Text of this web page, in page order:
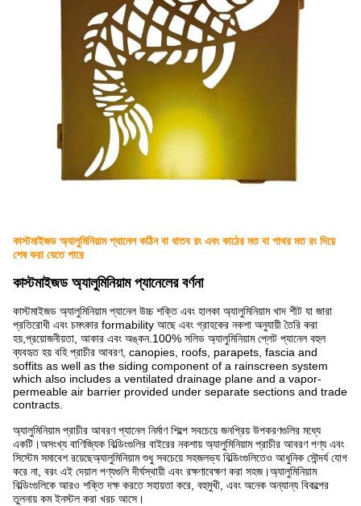
কাস্টমাইজড অ্যালুমিনিয়াম প্যানেল কঠিন বা ধাতব রং এবং কাঠের মত বা পাথর মত রং দিয়ে
শেষ করা যেতে পারে
কাস্টমাইজড অ্যালুমিনিয়াম প্যানেলের বর্ণনা
কাস্টমাইজড অ্যালুমিনিয়াম প্যানেল উচ্চ শক্তি এবং হালকা অ্যালুমিনিয়াম খাদ শীট যা জারা
প্রতিরোধী এবং চমৎকার formability আছে এবং গ্রাহকের নকশা অনুযায়ী তৈরি করা
হয়,প্রয়োজনীয়তা, আকার এবং অঙ্কন.100% সলিড অ্যালুমিনিয়াম প্লেট প্যানেল বহুল
ব্যবহৃত হয় বহি প্রাচীর আবরণ, canopies, roofs, parapets, fascia and
soffits as well as the siding component of a rainscreen system
which also includes a ventilated drainage plane and a vapor-
permeable air barrier provided under separate sections and trade
contracts.
অ্যালুমিনিয়াম প্রাচীর আবরণ প্যানেল নির্মাণ শিল্পে সবচেয়ে জনপ্রিয় উপকরণগুলির মধ্যে
একটি।অসংখ্য বাণিজ্যিক বিল্ডিংগুলির বাইরের নকশায় অ্যালুমিনিয়াম প্রাচীর আবরণ পণ্য এবং
সিস্টেম সমাবেশ রয়েছেঅ্যালুমিনিয়াম শুধু সবচেয়ে সহজলভ্য বিল্ডিংগুলিতেও আধুনিক সৌন্দর্য যোগ
করে না, বরং এই দেয়াল পণ্যগুলি দীর্ঘস্থায়ী এবং রক্ষণাবেক্ষণ করা সহজ।অ্যালুমিনিয়াম
বিল্ডিংগুলিকে আরও শক্তি দক্ষ করতে সহায়তা করে, বহুমুখী, এবং অনেক অন্যান্য বিকল্পের
তুলনায় কম ইনস্টল করা খরচ আসে।